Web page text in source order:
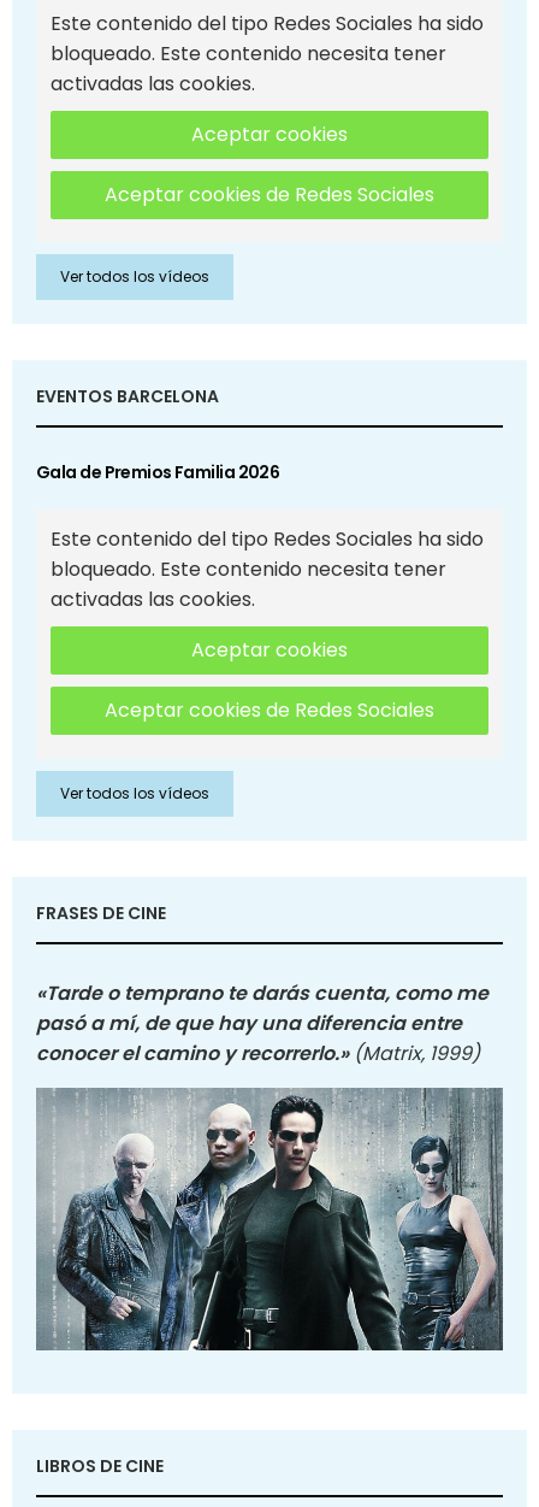
Este contenido del tipo Redes Sociales ha sido
bloqueado. Este contenido necesita tener
activadas las cookies.
Aceptar cookies
Aceptar cookies de Redes Sociales
Ver todos los vídeos
EVENTOS BARCELONA
Gala de Premios Familia 2026
Este contenido del tipo Redes Sociales ha sido
bloqueado. Este contenido necesita tener
activadas las cookies.
Aceptar cookies
Aceptar cookies de Redes Sociales
Ver todos los vídeos
FRASES DE CINE
«Tarde o temprano te darás cuenta, como me
pasó a mí, de que hay una diferencia entre
conocer el camino y recorrerlo.» (Matrix, 1999)
LIBROS DE CINE